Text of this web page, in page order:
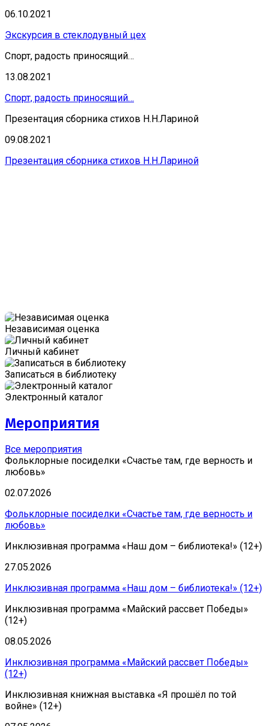
06.10.2021
Экскурсия в стеклодувный цех
Спорт, радость приносящий…
13.08.2021
Спорт, радость приносящий…
Презентация сборника стихов Н.Н.Лариной
09.08.2021
Презентация сборника стихов Н.Н.Лариной
Независимая оценка
Личный кабинет
Записаться в библиотеку
Электронный каталог
Мероприятия
Все мероприятия
Фольклорные посиделки «Счастье там, где верность и
любовь»
02.07.2026
Фольклорные посиделки «Счастье там, где верность и
любовь»
Инклюзивная программа «Наш дом – библиотека!» (12+)
27.05.2026
Инклюзивная программа «Наш дом – библиотека!» (12+)
Инклюзивная программа «Майский рассвет Победы»
(12+)
08.05.2026
Инклюзивная программа «Майский рассвет Победы»
(12+)
Инклюзивная книжная выставка «Я прошёл по той
войне» (12+)